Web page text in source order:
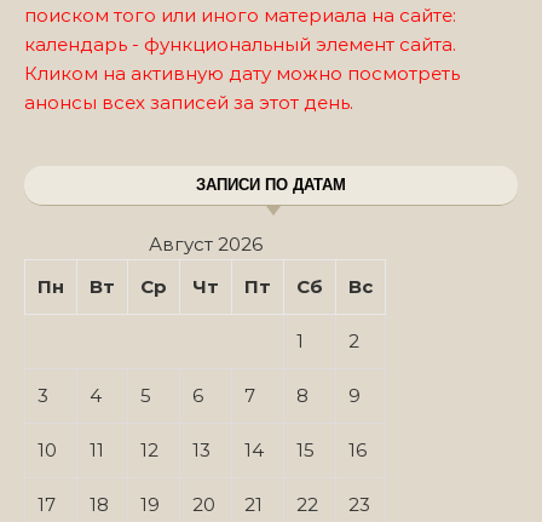
поиском того или иного материала на сайте:
календарь - функциональный элемент сайта.
Кликом на активную дату можно посмотреть
анонсы всех записей за этот день.
ЗАПИСИ ПО ДАТАМ
Август 2026
Пн
Вт Ср Чт Пт Сб Вс
1 2
3 4 5 6 7 8 9
10 11 12 13 14 15 16
17 18 19 20 21 22 23